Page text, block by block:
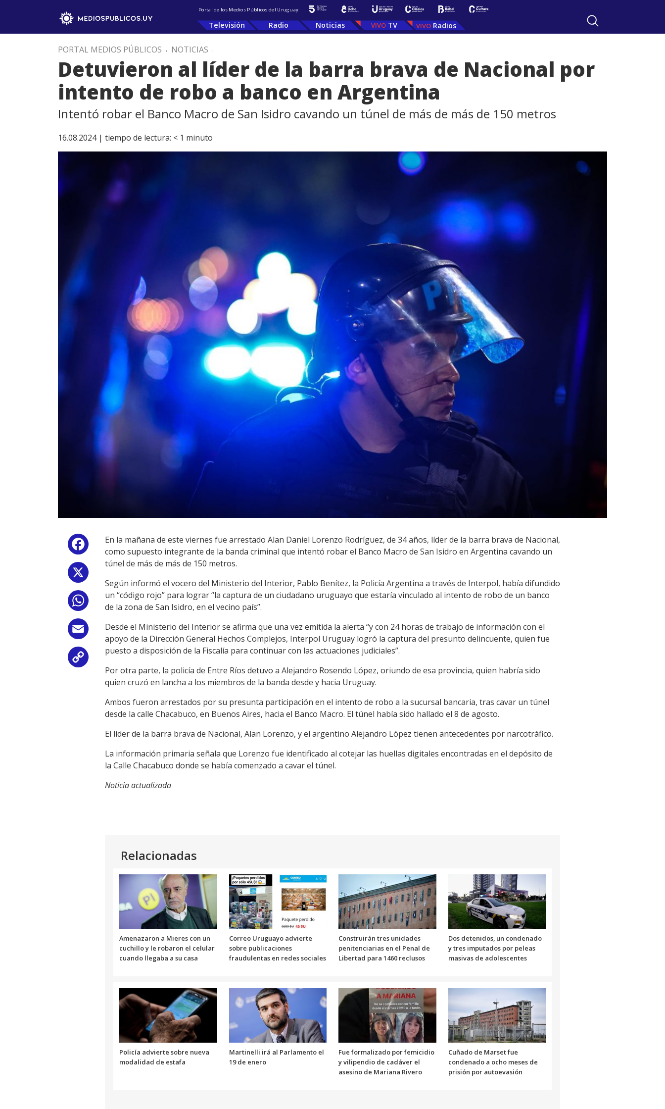
Portal de los Medios Públicos del Uruguay
Televisión Radio Noticias TV Radios
PORTAL MEDIOS PÚBLICOS . NOTICIAS .
Detuvieron al líder de la barra brava de Nacional por
intento de robo a banco en Argentina
Intentó robar el Banco Macro de San Isidro cavando un túnel de más de más de 150 metros
16.08.2024 | tiempo de lectura: < 1 minuto
Facebook
WhatsApp
Email
Copy
Link
En la mañana de este viernes fue arrestado Alan Daniel Lorenzo Rodríguez, de 34 años, líder de la barra brava de Nacional,
como supuesto integrante de la banda criminal que intentó robar el Banco Macro de San Isidro en Argentina cavando un
túnel de más de más de 150 metros.
Según informó el vocero del Ministerio del Interior, Pablo Benítez, la Policía Argentina a través de Interpol, había difundido
un “código rojo” para lograr “la captura de un ciudadano uruguayo que estaría vinculado al intento de robo de un banco
de la zona de San Isidro, en el vecino país”.
Desde el Ministerio del Interior se afirma que una vez emitida la alerta “y con 24 horas de trabajo de información con el
apoyo de la Dirección General Hechos Complejos, Interpol Uruguay logró la captura del presunto delincuente, quien fue
puesto a disposición de la Fiscalía para continuar con las actuaciones judiciales”.
Por otra parte, la policía de Entre Ríos detuvo a Alejandro Rosendo López, oriundo de esa provincia, quien habría sido
quien cruzó en lancha a los miembros de la banda desde y hacia Uruguay.
Ambos fueron arrestados por su presunta participación en el intento de robo a la sucursal bancaria, tras cavar un túnel
desde la calle Chacabuco, en Buenos Aires, hacia el Banco Macro. El túnel había sido hallado el 8 de agosto.
El líder de la barra brava de Nacional, Alan Lorenzo, y el argentino Alejandro López tienen antecedentes por narcotráfico.
La información primaria señala que Lorenzo fue identificado al cotejar las huellas digitales encontradas en el depósito de
la Calle Chacabuco donde se había comenzado a cavar el túnel.
Noticia actualizada
Relacionadas
Amenazaron a Mieres con un
cuchillo y le robaron el celular
cuando llegaba a su casa
Correo Uruguayo advierte
sobre publicaciones
fraudulentas en redes sociales
Construirán tres unidades
penitenciarias en el Penal de
Libertad para 1460 reclusos
Dos detenidos, un condenado
y tres imputados por peleas
masivas de adolescentes
Policía advierte sobre nueva
modalidad de estafa
Martinelli irá al Parlamento el
19 de enero
Fue formalizado por femicidio
y vilipendio de cadáver el
asesino de Mariana Rivero
Cuñado de Marset fue
condenado a ocho meses de
prisión por autoevasión